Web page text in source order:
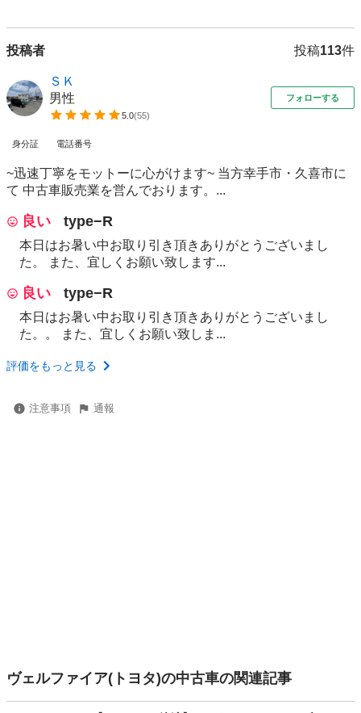
投稿者 投稿113件
ＳＫ
男性
5.0(55)
フォローする
身分証 電話番号
~迅速丁寧をモットーに心がけます~ 当方幸手市・久喜市に
て 中古車販売業を営んでおります。...
良い type−R
本日はお暑い中お取り引き頂きありがとうございまし
た。 また、宜しくお願い致します...
良い type−R
本日はお暑い中お取り引き頂きありがとうございまし
た。。 また、宜しくお願い致しま...
評価をもっと見る
注意事項 通報
ヴェルファイア(トヨタ)の中古車の関連記事